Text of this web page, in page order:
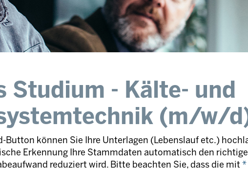
Studium - Kälte- und
(m/w/
Button können Sie Ihre Unterlagen (Lebenslauf etc.)
Erkennung Ihre Stammdaten automatisch den
reduziert wird. Bitte beachten Sie, dass die mit *